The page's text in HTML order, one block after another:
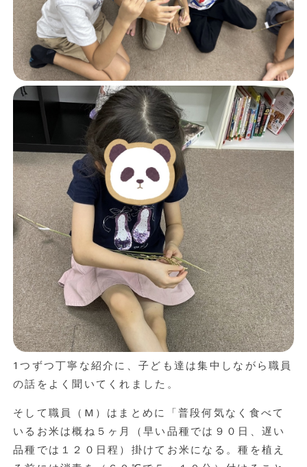
1つずつ丁寧な紹介に、子ども達は集中しながら職員
の話をよく聞いてくれました。
そして職員（M）はまとめに「普段何気なく食べて
いるお米は概ね５ヶ月（早い品種では９０日、遅い
品種では１２０日程）掛けてお米になる。種を植え